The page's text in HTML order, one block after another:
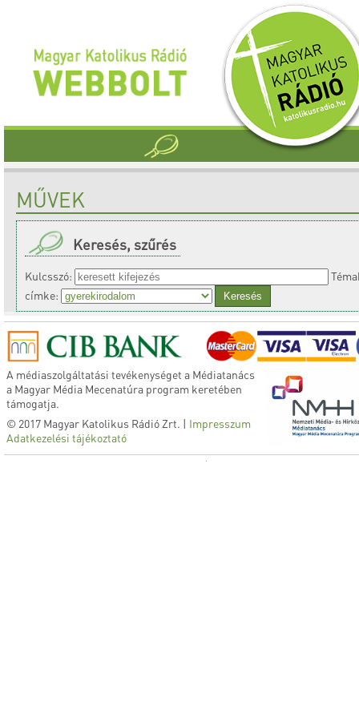
MŰVEK
Keresés, szűrés
Kulcsszó:
címke:
A médiaszolgáltatási tevékenységet a Médiatanács
a Magyar Média Mecenatúra program keretében
támogatja.
© 2017 Magyar Katolikus Rádió Zrt. | Impresszum
Adatkezelési tájékoztató